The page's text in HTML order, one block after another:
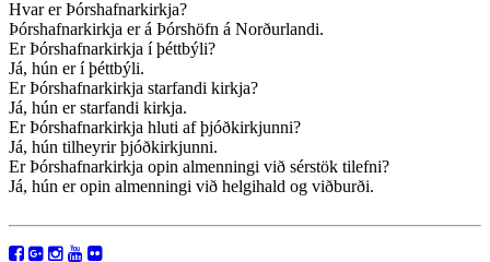
Hvar er Þórshafnarkirkja?
Þórshafnarkirkja er á Þórshöfn á Norðurlandi.
Er Þórshafnarkirkja í þéttbýli?
Já, hún er í þéttbýli.
Er Þórshafnarkirkja starfandi kirkja?
Já, hún er starfandi kirkja.
Er Þórshafnarkirkja hluti af þjóðkirkjunni?
Já, hún tilheyrir þjóðkirkjunni.
Er Þórshafnarkirkja opin almenningi við sérstök tilefni?
Já, hún er opin almenningi við helgihald og viðburði.